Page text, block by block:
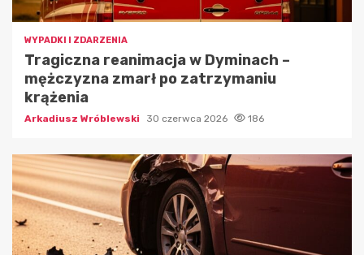
WYPADKI I ZDARZENIA
Tragiczna reanimacja w Dyminach –
mężczyzna zmarł po zatrzymaniu
krążenia
Arkadiusz Wróblewski 30 czerwca 2026 186